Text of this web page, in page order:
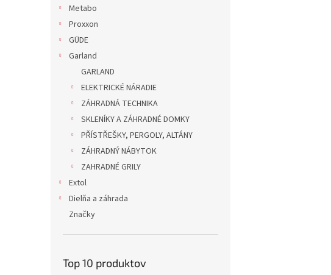
Metabo
Proxxon
GÜDE
Garland
GARLAND
ELEKTRICKÉ NÁRADIE
ZÁHRADNÁ TECHNIKA
SKLENÍKY A ZÁHRADNÉ DOMKY
PŘÍSTŘEŠKY, PERGOLY, ALTÁNY
ZÁHRADNÝ NÁBYTOK
ZAHRADNÉ GRILY
Extol
Dielňa a záhrada
Značky
Top 10 produktov